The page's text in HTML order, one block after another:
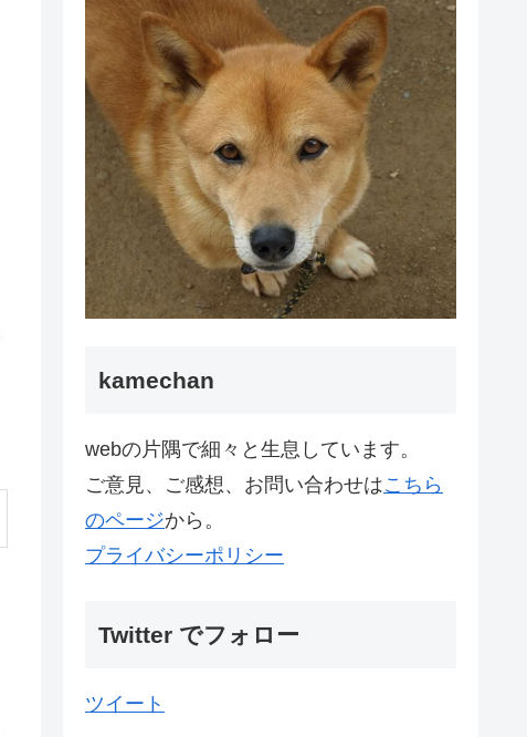
kamechan
webの片隅で細々と生息しています。
ご意見、ご感想、お問い合わせはこちら
のページから。
プライバシーポリシー
Twitter でフォロー
ツイート